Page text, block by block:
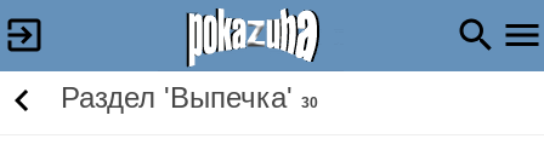
Раздел 'Выпечка' 30